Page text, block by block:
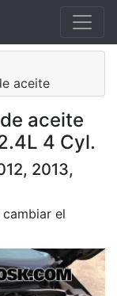
aceite
aceite
4 Cyl.
2013,
el